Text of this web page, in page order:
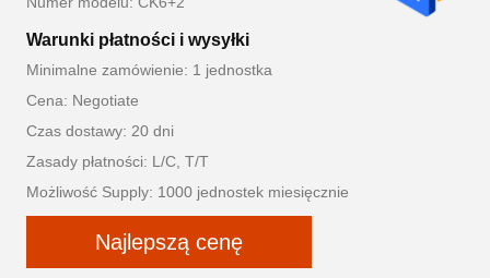
Warunki płatności i wysyłki
Minimalne zamówienie: 1 jednostka
Cena: Negotiate
Czas dostawy: 20 dni
Zasady płatności: L/C, T/T
Możliwość Supply: 1000 jednostek miesięcznie
Najlepszą cenę